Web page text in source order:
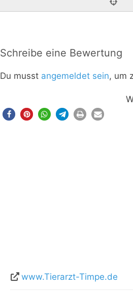
Schreibe eine Bewertung
Du musst angemeldet sein, um
www.Tierarzt-Timpe.de